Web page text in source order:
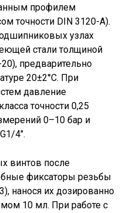
профилем
точности DIN 3120-A).
узлах
стали толщиной
предварительно
20±2°C. При
давление
точности 0,25
0–10 бар и
4″.
винтов после
фиксаторы резьбы
нанося их дозированно
10 мл. При работе с